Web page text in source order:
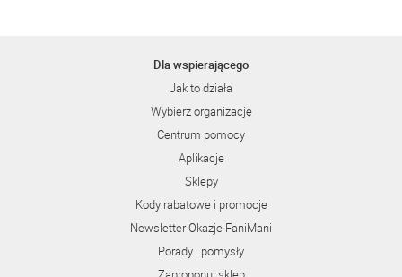
Dla wspierającego
Jak to działa
Wybierz organizację
Centrum pomocy
Aplikacje
Sklepy
Kody rabatowe i promocje
Newsletter Okazje FaniMani
Porady i pomysły